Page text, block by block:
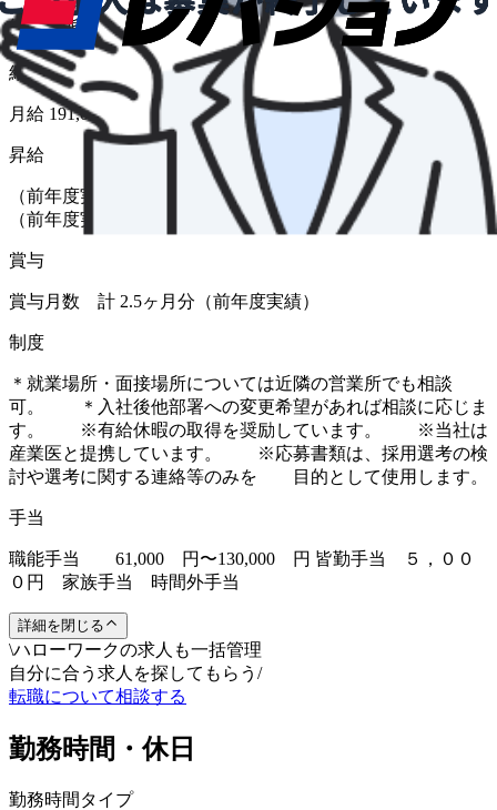
給与形態
月給
給与
月給 191,000円〜260,000円
昇給
（前年度実績 あり） 金額 1月あたり 2,000 円 〜 5,000 円
（前年度実績）
賞与
賞与月数 計 2.5ヶ月分（前年度実績）
制度
＊就業場所・面接場所については近隣の営業所でも相談
可。 ＊入社後他部署への変更希望があれば相談に応じま
す。 ※有給休暇の取得を奨励しています。 ※当社は
産業医と提携しています。 ※応募書類は、採用選考の検
討や選考に関する連絡等のみを 目的として使用します。
手当
職能手当 61,000 円〜130,000 円 皆勤手当 ５，００
０円 家族手当 時間外手当
詳細を閉じる
\ハローワークの求人も一括管理
自分に合う求人を探してもらう /
転職について相談する
勤務時間・休日
勤務時間タイプ